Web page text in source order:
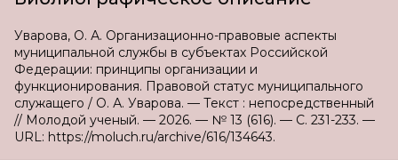
Уварова, О. А. Организационно-правовые аспекты
муниципальной службы в субъектах Российской
Федерации: принципы организации и
функционирования. Правовой статус муниципального
служащего / О. А. Уварова. — Текст : непосредственный
// Молодой ученый. — 2026. — № 13 (616). — С. 231-233. —
URL: https://moluch.ru/archive/616/134643.